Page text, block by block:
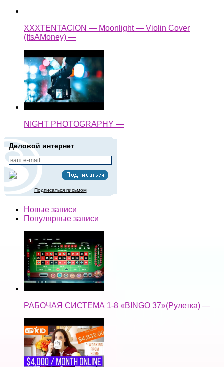
XXXTENTACION — Moonlight — Violin Cover
(ItsAMoney) —
NIGHT PHOTOGRAPHY —
Деловой интернет
Подписаться письмом
Новые записи
Популярные записи
РАБОЧАЯ СИСТЕМА 1-8 «BINGO 37»(Рулетка) —